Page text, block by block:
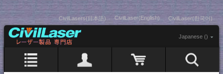
CivilLasers(日本語) CivilLaser(English) CivilLaser(한국어)
Japanese ()